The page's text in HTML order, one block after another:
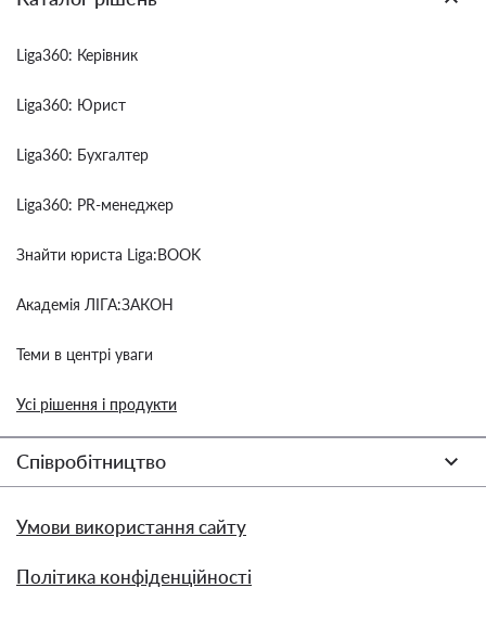
Liga360: Керівник
Liga360: Юрист
Liga360: Бухгалтер
Liga360: PR-менеджер
Знайти юриста Liga:BOOK
Академія ЛІГА:ЗАКОН
Теми в центрі уваги
Усі рішення і продукти
Співробітництво
Умови використання сайту
Політика конфіденційності